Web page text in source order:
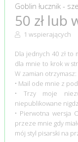
Goblin łucznik -
50 zł lub
1 wspierających
Dla jednych 40 zł to
dla mnie to krok w
W zamian otrzymasz:
• Mail ode mnie z
• Trzy moje
niepublikowane
• Pierwotna wersja
przeze mnie gdy
mój styl pisarski na